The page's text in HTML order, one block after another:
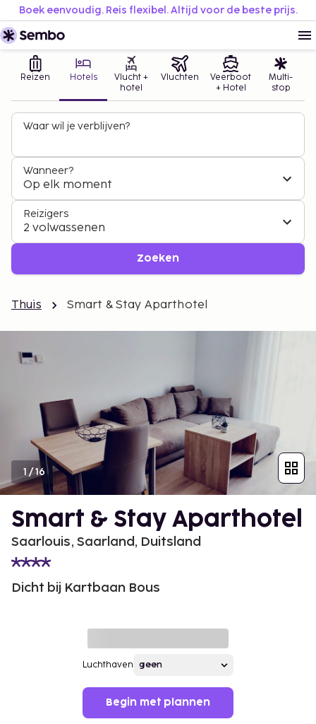
Boek eenvoudig. Reis flexibel. Altijd voor de beste prijs.
Reizen Hotels
Vlucht +
hotel
Vluchten
Veerboot
+ Hotel
Multi-
stop
Waar wil je verblijven?
Wanneer?
Op elk moment
Reizigers
2 volwassenen
Zoeken
Thuis Smart & Stay Aparthotel
1 /16
Smart & Stay Aparthotel
Saarlouis, Saarland, Duitsland
Dicht bij Kartbaan Bous
Luchthaven
Begin met plannen